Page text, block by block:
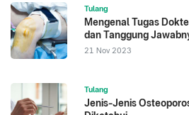
Tulang
Mengenal Tugas
dan Tanggung
21 Nov 2023
Tulang
Jenis-Jenis